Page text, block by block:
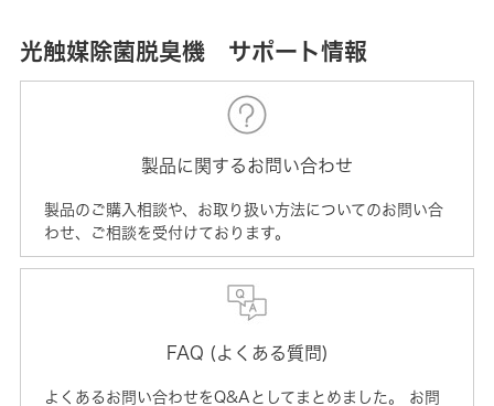
光触媒除菌脱臭機 サポート情報
製品に関するお問い合わせ
製品のご購入相談や、お取り扱い方法についてのお問い合
わせ、ご相談を受付けております。
FAQ (よくある質問)
よくあるお問い合わせをQ&Aとしてまとめました。 お問